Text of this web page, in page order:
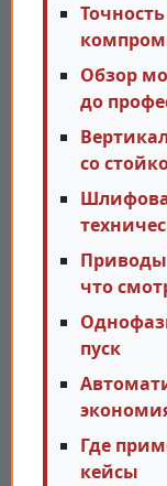
Обзор
до
со
Приводы
что
пуск
Где
кейсы